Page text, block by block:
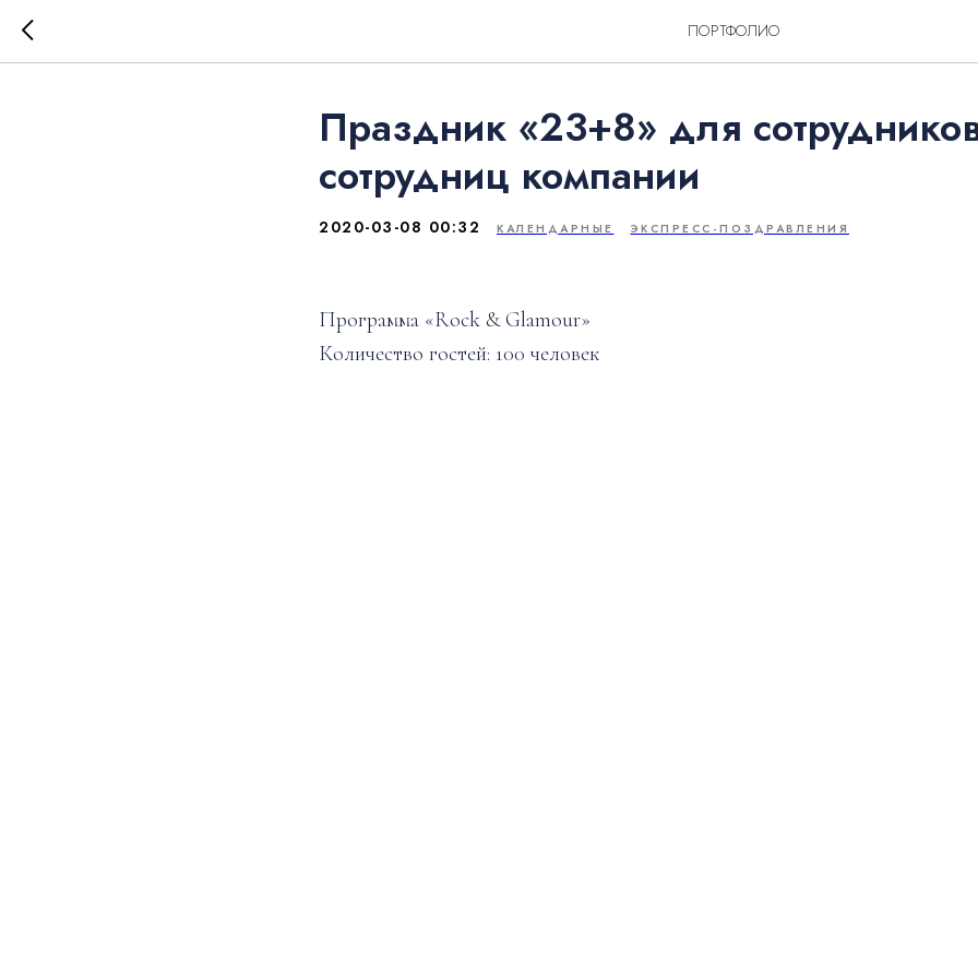
ПОРТФОЛИО
Праздник «23+8» для
сотрудниц компании
2020-03-08 00:32 КАЛЕНДАРНЫЕ ЭКСПРЕСС-ПОЗДРАВЛЕНИЯ
Программа «Rock & Glamour»
Количество гостей: 100 человек